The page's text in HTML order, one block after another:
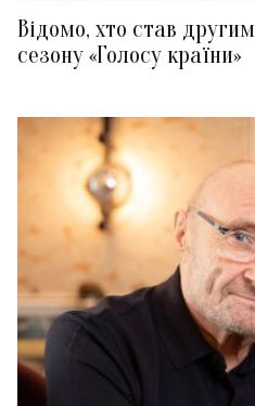
Відомо, хто став
сезону «Голосу країни»